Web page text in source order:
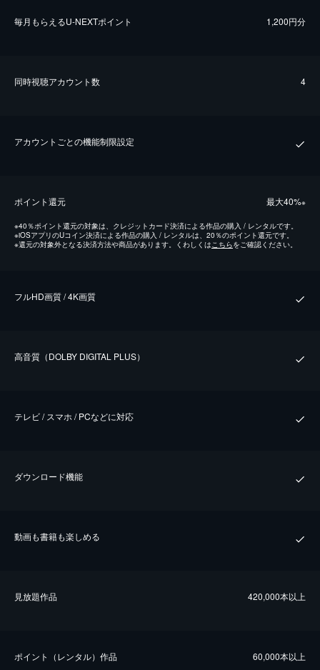
毎⽉もらえるU-NEXTポイント 1,200円分
同時視聴アカウント数 4
アカウントごとの機能制限設定
ポイント還元 最⼤40%※
※40％ポイント還元の対象は、クレジットカード決済による作品の購入 / レンタルです。
※iOSアプリのUコイン決済による作品の購入 / レンタルは、20％のポイント還元です。
※還元の対象外となる決済方法や商品があります。くわしくはこちらをご確認ください。
フルHD画質 / 4K画質
⾼⾳質（DOLBY DIGITAL PLUS）
テレビ / スマホ / PCなどに対応
ダウンロード機能
動画も書籍も楽しめる
⾒放題作品 420,000本以上
ポイント（レンタル）作品 60,000本以上